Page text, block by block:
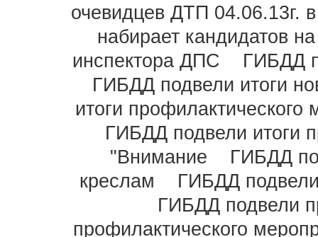
очевидцев ДТП 04.06.13г.
набирает кандидатов
инспектора ДПС
ГИБДД
ГИБДД подвели итоги
итоги
ГИБДД подвели итоги
"Внимание
ГИБДД
креслам
ГИБДД подвели
ГИБДД подвели
профилактического